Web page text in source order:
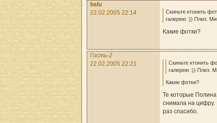
balu
22.02.2005 22:14
Скиньте ктонить
галерею :)) Плиз.
Какие фотки?
Гость-2
22.02.2005 22:21
Скиньте ктонить
галерею :)) Плиз.
Какие фотки?
Те которые Полина
снимала на
раз спасибо.